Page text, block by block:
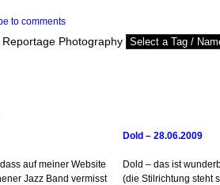
to comments
Reportage Photography
auf meiner Website
Jazz Band vermisst
Dold – 28.06.2009
Dold – das ist
(die Stilrichtung steht